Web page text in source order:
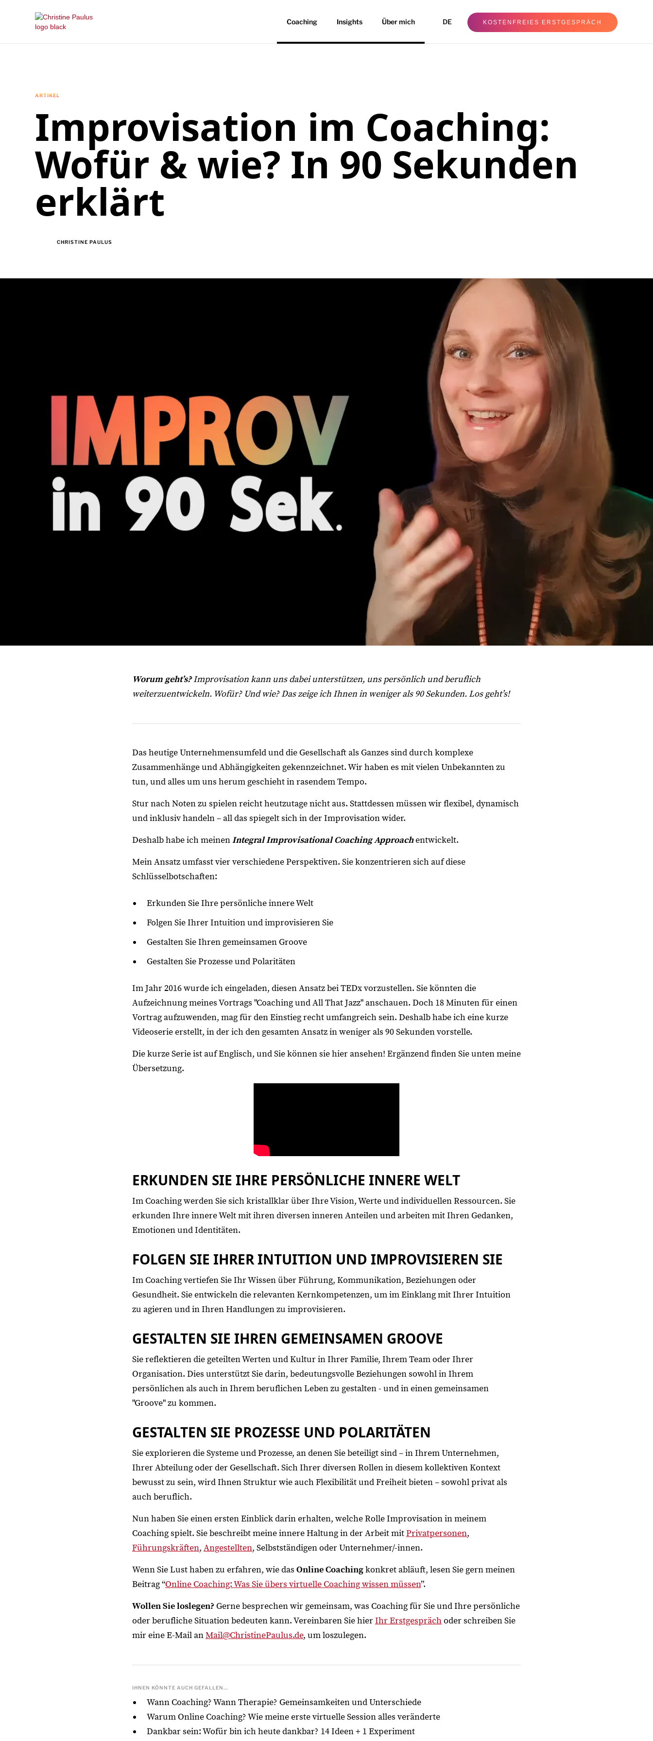
Coaching Insights Über mich DE KOSTENFREIES ERSTGESPRÄCH
ARTIKEL
Improvisation im Coaching:
Wofür & wie? In 90 Sekunden
erklärt
CHRISTINE PAULUS
Worum geht’s?Improvisation kann uns dabei unterstützen, uns persönlich und beruflich
weiterzuentwickeln. Wofür? Und wie? Das zeige ich Ihnen in weniger als 90 Sekunden. Los geht’s!
Das heutige Unternehmensumfeld und die Gesellschaft als Ganzes sind durch komplexe
Zusammenhänge und Abhängigkeiten gekennzeichnet. Wir haben es mit vielen Unbekannten zu
tun, und alles um uns herum geschieht in rasendem Tempo.
Stur nach Noten zu spielen reicht heutzutage nicht aus. Stattdessen müssen wir flexibel, dynamisch
und inklusiv handeln – all das spiegelt sich in der Improvisation wider.
Deshalb habe ich meinenIntegral Improvisational Coaching Approachentwickelt.
Mein Ansatz umfasst vier verschiedene Perspektiven. Sie konzentrieren sich auf diese
Schlüsselbotschaften:
Erkunden Sie Ihre persönliche innere Welt
Folgen Sie Ihrer Intuition und improvisieren Sie
Gestalten Sie Ihren gemeinsamen Groove
Gestalten Sie Prozesse und Polaritäten
Im Jahr 2016 wurde ich eingeladen, diesen Ansatz bei TEDx vorzustellen. Sie könnten die
Aufzeichnung meines Vortrags "Coaching und All That Jazz" anschauen. Doch 18 Minuten für einen
Vortrag aufzuwenden, mag für den Einstieg recht umfangreich sein. Deshalb habe ich eine kurze
Videoserie erstellt, in der ich den gesamten Ansatz in weniger als 90 Sekunden vorstelle.
Die kurze Serie ist auf Englisch, und Sie können sie hier ansehen! Ergänzend finden Sie unten meine
Übersetzung.
ERKUNDEN SIE IHRE PERSÖNLICHE INNERE WELT
Im Coaching werden Sie sich kristallklar über Ihre Vision, Werte und individuellen Ressourcen. Sie
erkunden Ihre innere Welt mit ihren diversen inneren Anteilen und arbeiten mit Ihren Gedanken,
Emotionen und Identitäten.
FOLGEN SIE IHRER INTUITION UND IMPROVISIEREN SIE
Im Coaching vertiefen Sie Ihr Wissen über Führung, Kommunikation, Beziehungen oder
Gesundheit. Sie entwickeln die relevanten Kernkompetenzen, um im Einklang mit Ihrer Intuition
zu agieren und in Ihren Handlungen zu improvisieren.
GESTALTEN SIE IHREN GEMEINSAMEN GROOVE
Sie reflektieren die geteilten Werten und Kultur in Ihrer Familie, Ihrem Team oder Ihrer
Organisation. Dies unterstützt Sie darin, bedeutungsvolle Beziehungen sowohl in Ihrem
persönlichen als auch in Ihrem beruflichen Leben zu gestalten - und in einen gemeinsamen
"Groove" zu kommen.
GESTALTEN SIE PROZESSE UND POLARITÄTEN
Sie explorieren die Systeme und Prozesse, an denen Sie beteiligt sind – in Ihrem Unternehmen,
Ihrer Abteilung oder der Gesellschaft. Sich Ihrer diversen Rollen in diesem kollektiven Kontext
bewusst zu sein, wird Ihnen Struktur wie auch Flexibilität und Freiheit bieten – sowohl privat als
auch beruflich.
Nun haben Sie einen ersten Einblick darin erhalten, welche Rolle Improvisation in meinem
Coaching spielt. Sie beschreibt meine innere Haltung in der Arbeit mitPrivatpersonen,
Führungskräften, Angestellten, Selbstständigen oder Unternehmer/-innen.
Wenn Sie Lust haben zu erfahren, wie das Online Coachingkonkret abläuft, lesen Sie gern meinen
Beitrag “Online Coaching: Was Sie übers virtuelle Coaching wissen müssen”.
Wollen Sie loslegen?Gerne besprechen wir gemeinsam, was Coaching für Sie und Ihre persönliche
oder berufliche Situation bedeuten kann. Vereinbaren Sie hierIhr Erstgesprächoder schreiben Sie
mir eine E-Mail anMail@ChristinePaulus.de, um loszulegen.
IHNEN KÖNNTE AUCH GEFALLEN...
Wann Coaching? Wann Therapie? Gemeinsamkeiten und Unterschiede
Warum Online Coaching? Wie meine erste virtuelle Session alles veränderte
Dankbar sein: Wofür bin ich heute dankbar? 14 Ideen + 1 Experiment